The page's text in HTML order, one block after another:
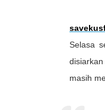
Selasa
masih